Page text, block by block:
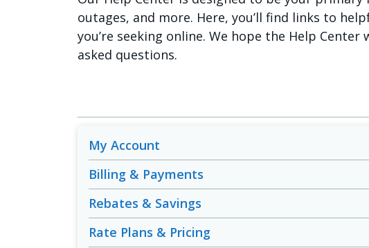
outages, and more. Here, you’ll find links to
you’re seeking online. We hope the Help
asked questions.
My Account
Billing & Payments
Rebates & Savings
Rate Plans & Pricing